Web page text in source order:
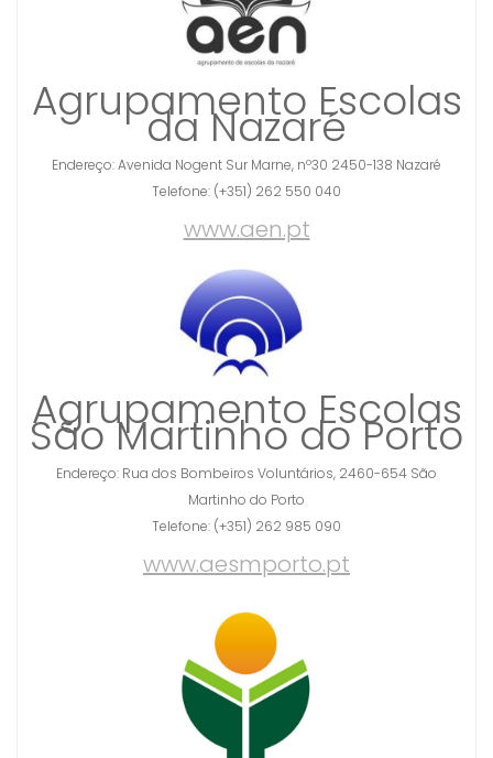
Agrupamento Escolas
da Nazaré
Endereço: Avenida Nogent Sur Marne, nº30 2450-138 Nazaré
Telefone: (+351) 262 550 040
www.aen.pt
Agrupamento Escolas
São Martinho do Porto
Endereço: Rua dos Bombeiros Voluntários, 2460-654 São
Martinho do Porto
Telefone: (+351) 262 985 090
www.aesmporto.pt